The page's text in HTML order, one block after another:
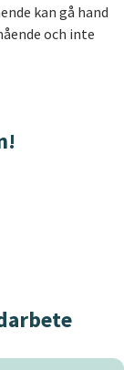
kan gå hand
och inte